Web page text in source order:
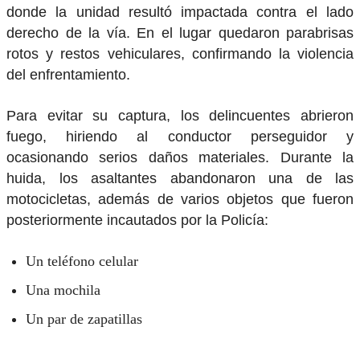
donde la unidad resultó impactada contra el lado
derecho de la vía. En el lugar quedaron parabrisas
rotos y restos vehiculares, confirmando la violencia
del enfrentamiento.
Para evitar su captura, los delincuentes abrieron
fuego, hiriendo al conductor perseguidor y
ocasionando serios daños materiales. Durante la
huida, los asaltantes abandonaron una de las
motocicletas, además de varios objetos que fueron
posteriormente incautados por la Policía:
Un teléfono celular
Una mochila
Un par de zapatillas